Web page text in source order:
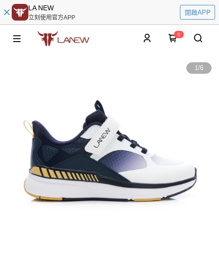
LA NEW
立刻使用官方APP
開啟APP
0
1/6